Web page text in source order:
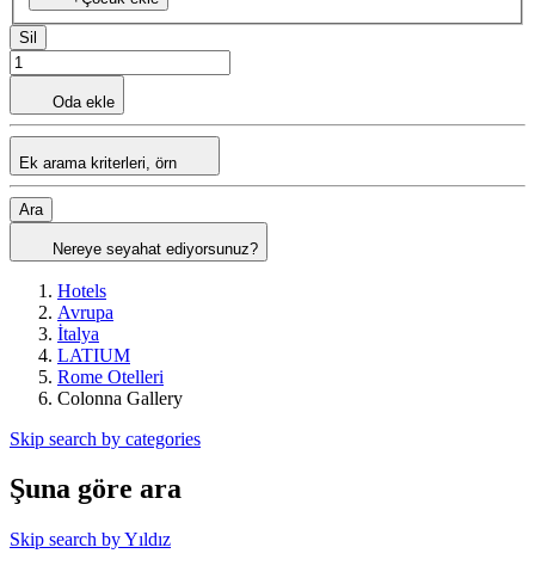
Sil
Oda ekle
Ek arama kriterleri, örn
Ara
Nereye seyahat ediyorsunuz?
Hotels
Avrupa
İtalya
LATIUM
Rome Otelleri
Colonna Gallery
Skip search by categories
Şuna göre ara
Skip search by Yıldız